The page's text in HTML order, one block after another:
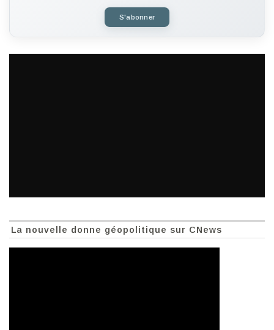
S'abonner
La nouvelle donne géopolitique sur CNews